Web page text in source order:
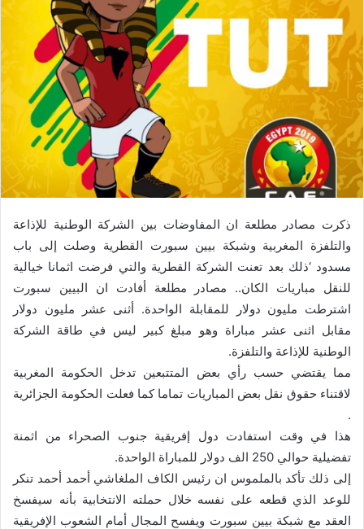
ذكرت مصادر مطلعة ان المفاوضات بين الشركة الوطنية للإذاعة
والتلفزة المغربية وشبكة بيين سبورت القطرية وصلت إلى باب
مسدود ‘ذلك بعد تعنت الشركة القطرية والتي فرضت اثمانا خيالية
للنقل مباريات الكان.. مصادر مطلعة أفادت ان البيين سبورت
اشترطت مليون دولار للمقابلة الواحدة. أثنى عشر مليون دولار
مقابل اثنى عشر مباراة وهو مبلغ كبير ليس في طاقة الشركة
الوطنية للإذاعة والتلفزة.
مما يقتضي حسب رأي بعض المتتبعين تدخل الحكومة المغربية
لاقتناء حقوق نقل بعض المباريات تماما كما فعلت الحكومة الجزائرية
.
هذا في وقت استفادت دول إفريقية جنوب الصحراء من اثمنة
تفضيلية حوالي 250 الف دولار للمباراة الواحدة.
إلى ذلك تأكد بالملموس ان رئيس الكاف الملغاشي أحمد أحمد تنكر
للوعد الذي قطعه على نفسه خلال حملته الانتخابية بأنه سيفسخ
العقد مع شبكة بيين سبورت ويفسح المجال أمام الشعوب الإفريقية